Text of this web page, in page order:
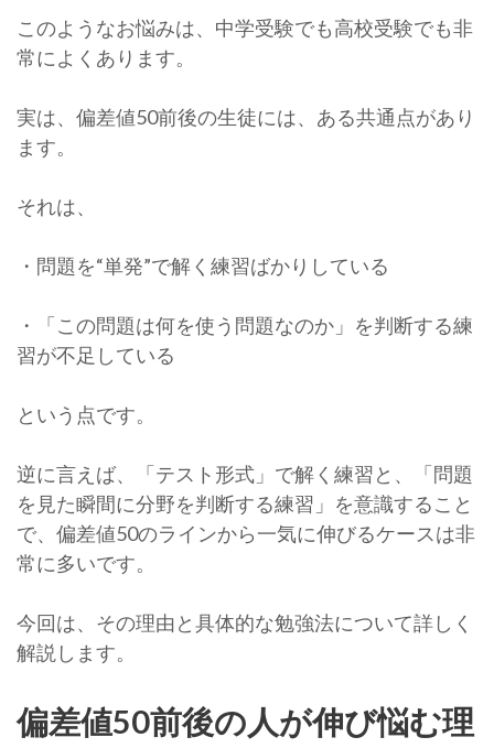
このようなお悩みは、中学受験でも高校受験でも非
常によくあります。
実は、偏差値50前後の生徒には、ある共通点があり
ます。
それは、
・問題を“単発”で解く練習ばかりしている
・「この問題は何を使う問題なのか」を判断する練
習が不足している
という点です。
逆に言えば、「テスト形式」で解く練習と、「問題
を見た瞬間に分野を判断する練習」を意識すること
で、偏差値50のラインから一気に伸びるケースは非
常に多いです。
今回は、その理由と具体的な勉強法について詳しく
解説します。
偏差値50前後の人が伸び悩む理